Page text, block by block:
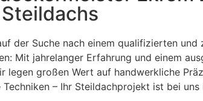
der Suche nach einem qualifizierten
Mit jahrelanger Erfahrung und einem
legen großen Wert auf handwerkliche
Techniken – Ihr Steildachprojekt ist bei uns